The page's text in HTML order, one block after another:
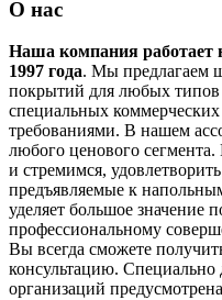
О нас
Наша компания
1997 года. Мы предлагаем
покрытий для любых
специальных
требованиями. В нашем
любого ценового
и стремимся,
предъявляемые к
уделяет большое значение
профессиональному
Вы всегда сможете
консультацию.
организаций